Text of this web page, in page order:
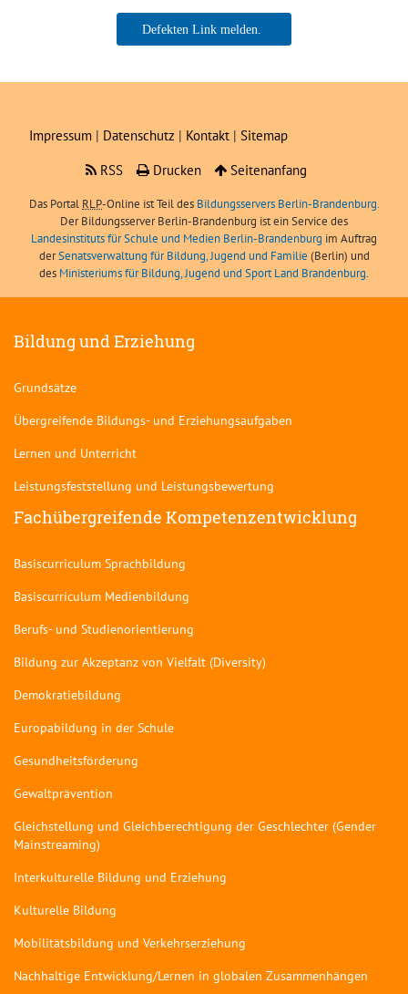
Dr. Nancy Jantowski, LIBRA
Impressum | Datenschutz | Kontakt | Sitemap
RSS
Drucken Seitenanfang
Das Portal RLP-Online ist Teil des Bildungsservers Berlin-Brandenburg.
Der Bildungsserver Berlin-Brandenburg ist ein Service des
Landesinstituts für Schule und Medien Berlin-Brandenburg im Auftrag
derSenatsverwaltung für Bildung, Jugend und Familie (Berlin) und
des Ministeriums für Bildung, Jugend und Sport Land Brandenburg.
Bildung und Erziehung
Grundsätze
Übergreifende Bildungs- und Erziehungsaufgaben
Lernen und Unterricht
Leistungsfeststellung und Leistungsbewertung
Fachübergreifende Kompetenzentwicklung
Basiscurriculum Sprachbildung
Basiscurriculum Medienbildung
Berufs- und Studienorientierung
Bildung zur Akzeptanz von Vielfalt (Diversity)
Demokratiebildung
Europabildung in der Schule
Gesundheitsförderung
Gewaltprävention
Gleichstellung und Gleichberechtigung der Geschlechter (Gender
Mainstreaming)
Interkulturelle Bildung und Erziehung
Kulturelle Bildung
Mobilitätsbildung und Verkehrserziehung
Nachhaltige Entwicklung/Lernen in globalen Zusammenhängen